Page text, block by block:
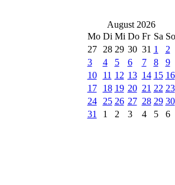
August 2026
Mo Di Mi Do Fr Sa So
27
28 29 30 31 1
2
3
4 5 6 7 8
9
10
11 12 13 14 15 16
17
18 19 20 21 22 23
24
25 26 27 28 29 30
31
1 2 3 4 5 6